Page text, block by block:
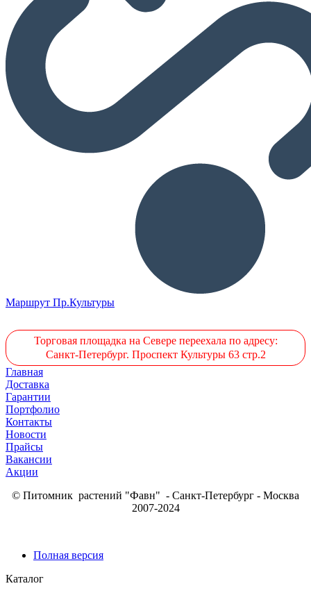
Маршрут Пр.Культуры
Торговая площадка на Севере переехала по адресу:
Санкт-Петербург. Проспект Культуры 63 стр.2
Главная
Доставка
Гарантии
Портфолио
Контакты
Новости
Прайсы
Вакансии
Акции
© Питомник растений "Фавн" - Санкт-Петербург - Москва
2007-2024
Полная версия
Каталог